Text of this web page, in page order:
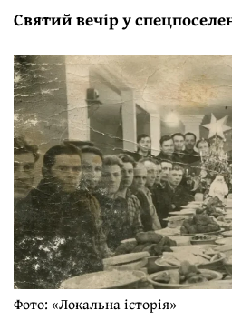
Святий вечір у
Фото: «Локальна історія»